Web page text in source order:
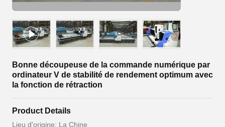
Bonne découpeuse de la commande numérique par
ordinateur V de stabilité de rendement optimum avec
la fonction de rétraction
Product Details
Lieu d'origine: La Chine